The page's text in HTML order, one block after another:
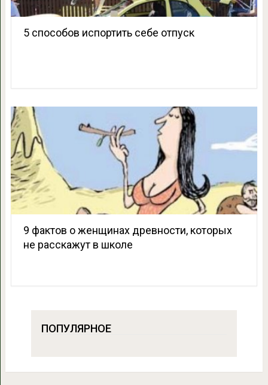
5 способов испортить себе отпуск
9 фактов о женщинах древности, которых
не расскажут в школе
ПОПУЛЯРНОЕ